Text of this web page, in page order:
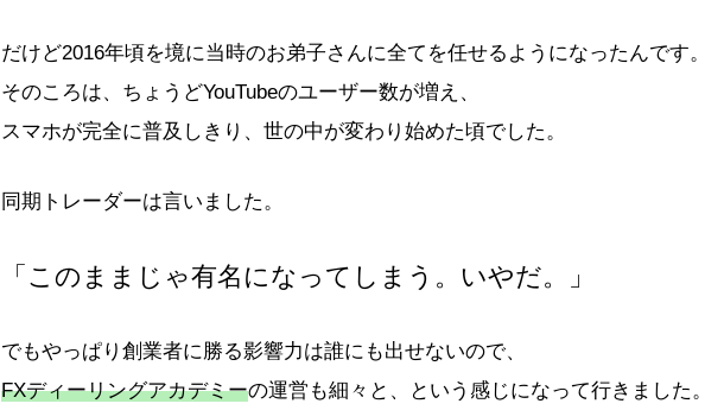
だけど2016年頃を境に当時のお弟子さんに全てを任せるようになったんです。
そのころは、ちょうどYouTubeのユーザー数が増え、
スマホが完全に普及しきり、世の中が変わり始めた頃でした。
同期トレーダーは言いました。
「このままじゃ有名になってしまう。いやだ。」
でもやっぱり創業者に勝る影響力は誰にも出せないので、
FXディーリングアカデミーの運営も細々と、という感じになって行きました。